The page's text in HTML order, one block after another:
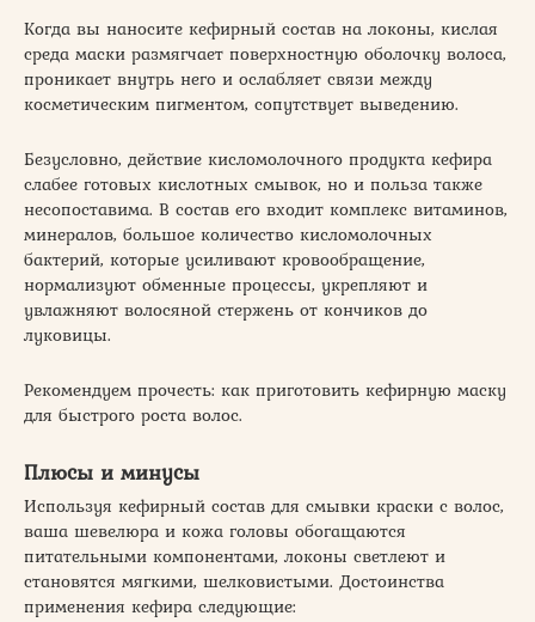
Когда вы наносите кефирный состав на локоны, кислая
среда маски размягчает поверхностную оболочку волоса,
проникает внутрь него и ослабляет связи между
косметическим пигментом, сопутствует выведению.
Безусловно, действие кисломолочного продукта кефира
слабее готовых кислотных смывок, но и польза также
несопоставима. В состав его входит комплекс витаминов,
минералов, большое количество кисломолочных
бактерий, которые усиливают кровообращение,
нормализуют обменные процессы, укрепляют и
увлажняют волосяной стержень от кончиков до
луковицы.
Рекомендуем прочесть: как приготовить кефирную маску
для быстрого роста волос.
Плюсы и минусы
Используя кефирный состав для смывки краски с волос,
ваша шевелюра и кожа головы обогащаются
питательными компонентами, локоны светлеют и
становятся мягкими, шелковистыми. Достоинства
применения кефира следующие: